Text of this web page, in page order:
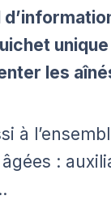
les
à
: